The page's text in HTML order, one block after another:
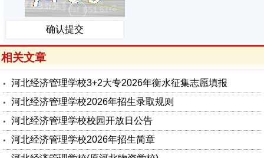
相关文章
河北经济管理学校3+2大专2026年衡水征集志愿填报
河北经济管理学校2026年招生录取规则
河北经济管理学校校园开放日公告
河北经济管理学校2026年招生简章